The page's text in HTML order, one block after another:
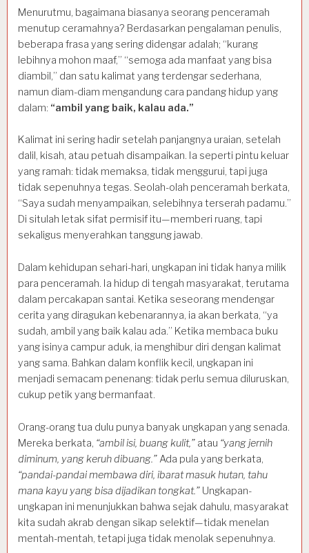
Menurutmu, bagaimana biasanya seorang penceramah
menutup ceramahnya? Berdasarkan pengalaman penulis,
beberapa frasa yang sering didengar adalah; “kurang
lebihnya mohon maaf,” “semoga ada manfaat yang bisa
diambil,” dan satu kalimat yang terdengar sederhana,
namun diam-diam mengandung cara pandang hidup yang
dalam: “ambil yang baik, kalau ada.”
Kalimat ini sering hadir setelah panjangnya uraian, setelah
dalil, kisah, atau petuah disampaikan. Ia seperti pintu keluar
yang ramah: tidak memaksa, tidak menggurui, tapi juga
tidak sepenuhnya tegas. Seolah-olah penceramah berkata,
“Saya sudah menyampaikan, selebihnya terserah padamu.”
Di situlah letak sifat permisif itu—memberi ruang, tapi
sekaligus menyerahkan tanggung jawab.
Dalam kehidupan sehari-hari, ungkapan ini tidak hanya milik
para penceramah. Ia hidup di tengah masyarakat, terutama
dalam percakapan santai. Ketika seseorang mendengar
cerita yang diragukan kebenarannya, ia akan berkata, “ya
sudah, ambil yang baik kalau ada.” Ketika membaca buku
yang isinya campur aduk, ia menghibur diri dengan kalimat
yang sama. Bahkan dalam konflik kecil, ungkapan ini
menjadi semacam penenang: tidak perlu semua diluruskan,
cukup petik yang bermanfaat.
Orang-orang tua dulu punya banyak ungkapan yang senada.
Mereka berkata, “ambil isi, buang kulit,” atau “yang jernih
diminum, yang keruh dibuang.”Ada pula yang berkata,
“pandai-pandai membawa diri, ibarat masuk hutan, tahu
mana kayu yang bisa dijadikan tongkat.” Ungkapan-
ungkapan ini menunjukkan bahwa sejak dahulu, masyarakat
kita sudah akrab dengan sikap selektif—tidak menelan
mentah-mentah, tetapi juga tidak menolak sepenuhnya.